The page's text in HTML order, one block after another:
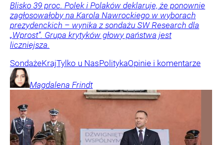
Blisko 39 proc. Polek i Polaków deklaruje, że ponownie
zagłosowałoby na Karola Nawrockiego w wyborach
prezydenckich – wynika z sondażu SW Research dla
„Wprost”. Grupa krytyków głowy państwa jest
liczniejsza.
SondażeKrajTylko u NasPolitykaOpinie i komentarze
Magdalena Frindt